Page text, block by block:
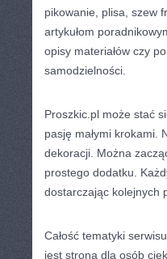
pikowanie, plisa, szew
artykułom
opisy materiałów czy
samodzielności.
Proszkic.pl może stać
pasję małymi krokami.
dekoracji. Można
prostego dodatku.
dostarczając kolejnych
Całość tematyki
jest stroną dla osób